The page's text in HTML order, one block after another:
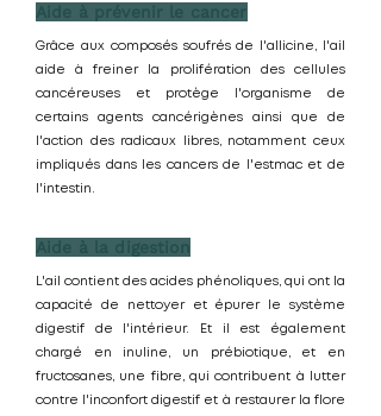
Aide à prévenir le cancer
Grâce aux composés soufrés de l'allicine, l'ail
aide à freiner la prolifération des cellules
cancéreuses et protège l'organisme de
certains agents cancérigènes ainsi que de
l'action des radicaux libres, notamment ceux
impliqués dans les cancers de l'estmac et de
l'intestin.
Aide à la digestion
L'ail contient des acides phénoliques, qui ont la
capacité de nettoyer et épurer le système
digestif de l'intérieur. Et il est également
chargé en inuline, un prébiotique, et en
fructosanes, une fibre, qui contribuent à lutter
contre l'inconfort digestif et à restaurer la flore